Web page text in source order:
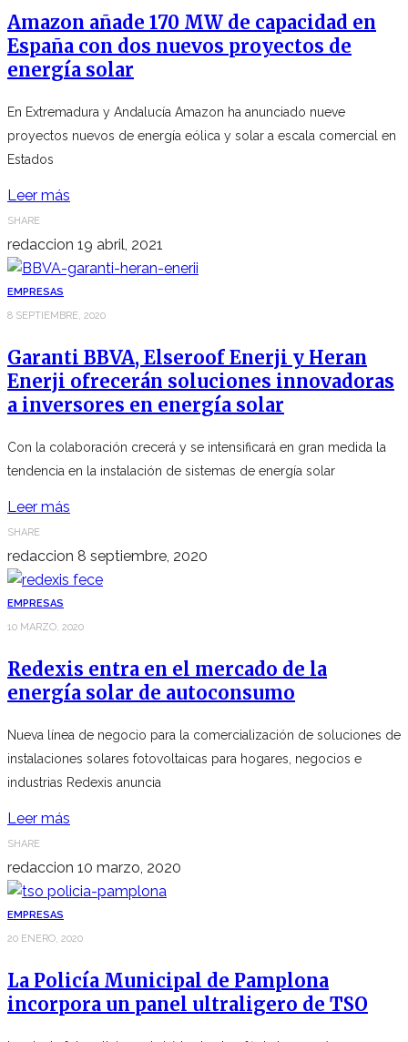
Amazon añade 170 MW de capacidad en
España con dos nuevos proyectos de
energía solar
En Extremadura y Andalucía Amazon ha anunciado nueve
proyectos nuevos de energía eólica y solar a escala comercial en
Estados
Leer más
SHARE
redaccion 19 abril, 2021
EMPRESAS
8 SEPTIEMBRE, 2020
Garanti BBVA, Elseroof Enerji y Heran
Enerji ofrecerán soluciones innovadoras
a inversores en energía solar
Con la colaboración crecerá y se intensificará en gran medida la
tendencia en la instalación de sistemas de energía solar
Leer más
SHARE
redaccion 8 septiembre, 2020
EMPRESAS
10 MARZO, 2020
Redexis entra en el mercado de la
energía solar de autoconsumo
Nueva línea de negocio para la comercialización de soluciones de
instalaciones solares fotovoltaicas para hogares, negocios e
industrias Redexis anuncia
Leer más
SHARE
redaccion 10 marzo, 2020
EMPRESAS
20 ENERO, 2020
La Policía Municipal de Pamplona
incorpora un panel ultraligero de TSO